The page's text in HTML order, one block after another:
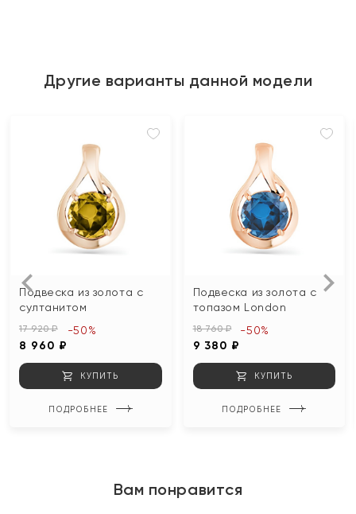
Другие варианты данной модели
Подвеска из золота с
султанитом
17 920 ₽
8 960 ₽
-50%
КУПИТЬ
ПОДРОБНЕЕ
Подвеска из золота с
топазом London
18 760 ₽
9 380 ₽
-50%
КУПИТЬ
ПОДРОБНЕЕ
Вам понравится